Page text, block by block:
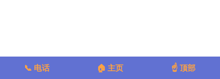
📞 电话 🏠 主页 ☝️ 顶部